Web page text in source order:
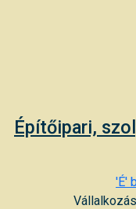
Építőipari,
'É'